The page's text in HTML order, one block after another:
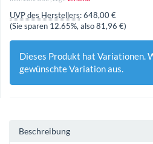
UVP des Herstellers:648,00 €
(Sie sparen 12.65%, also81,96 €)
Dieses Produkt hat Variationen.
gewünschte Variation aus.
Beschreibung